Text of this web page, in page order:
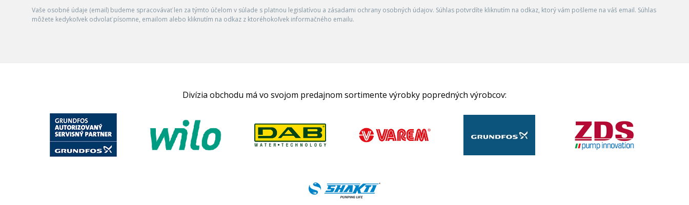
Vaše osobné údaje (email) budeme spracovávať len za týmto účelom v súlade s platnou legislatívou a zásadami ochrany osobných údajov. Súhlas potvrdíte kliknutím na odkaz, ktorý vám pošleme na váš email. Súhlas
môžete kedykoľvek odvolať písomne, emailom alebo kliknutím na odkaz z ktoréhokoľvek informačného emailu.
Divízia obchodu má vo svojom predajnom sortimente výrobky popredných výrobcov: